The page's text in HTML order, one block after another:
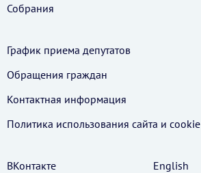
Собрания
График приема депутатов
Обращения граждан
Контактная информация
Политика использования cайта и cookie
ВКонтакте
English